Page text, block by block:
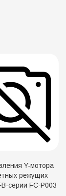
Y-мотора
режущих
серии FC-P003